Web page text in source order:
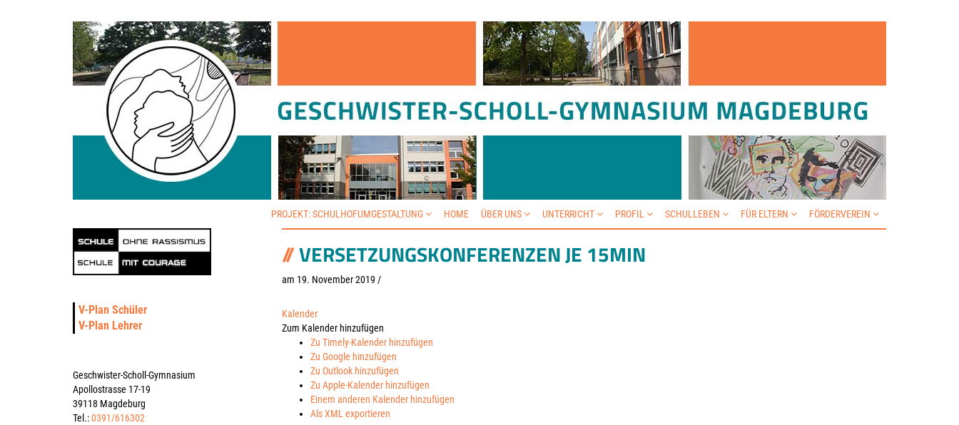
PROJEKT: SCHULHOFUMGESTALTUNG HOME ÜBER UNS UNTERRICHT PROFIL SCHULLEBEN FÜR ELTERN FÖRDERVEREIN
VERSETZUNGSKONFERENZEN JE 15MIN
am 19. November 2019 /
Kalender
Zum Kalender hinzufügen
Zu Timely-Kalender hinzufügen
Zu Google hinzufügen
Zu Outlook hinzufügen
Zu Apple-Kalender hinzufügen
Einem anderen Kalender hinzufügen
Als XML exportieren
V-Plan Schüler
V-Plan Lehrer
Geschwister-Scholl-Gymnasium
Apollostrasse 17-19
39118 Magdeburg
Tel.:0391/616302